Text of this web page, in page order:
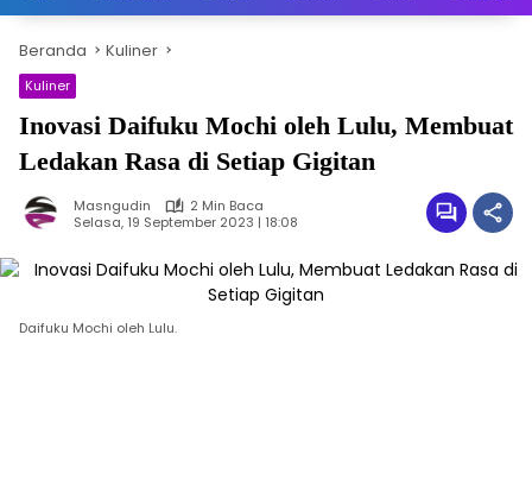
Beranda Kuliner
Kuliner
Inovasi Daifuku Mochi oleh Lulu, Membuat
Ledakan Rasa di Setiap Gigitan
Masngudin
2 Min Baca
Selasa, 19 September 2023 | 18:08
Daifuku Mochi oleh Lulu.